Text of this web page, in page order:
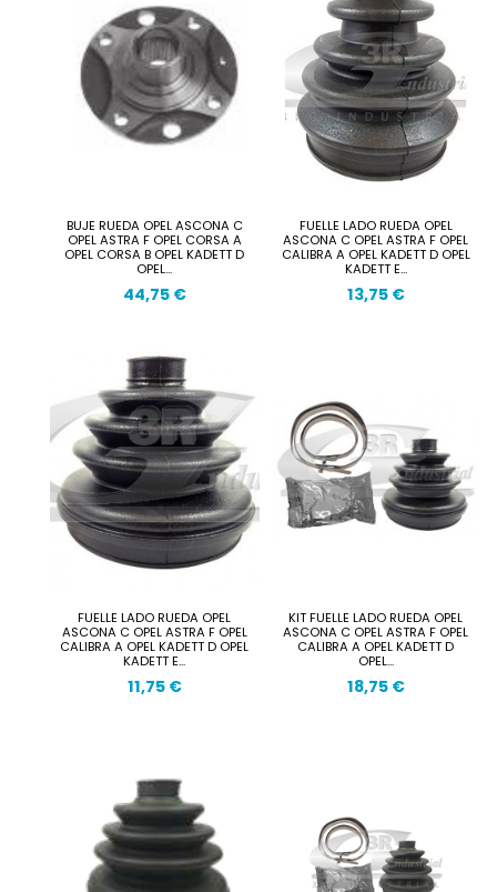
BUJE RUEDA OPEL ASCONA C
OPEL ASTRA F OPEL CORSA A
OPEL CORSA B OPEL KADETT D
OPEL...
44,75 €
FUELLE LADO RUEDA OPEL
ASCONA C OPEL ASTRA F OPEL
CALIBRA A OPEL KADETT D OPEL
KADETT E...
13,75 €
FUELLE LADO RUEDA OPEL
ASCONA C OPEL ASTRA F OPEL
CALIBRA A OPEL KADETT D OPEL
KADETT E...
11,75 €
KIT FUELLE LADO RUEDA OPEL
ASCONA C OPEL ASTRA F OPEL
CALIBRA A OPEL KADETT D
OPEL...
18,75 €